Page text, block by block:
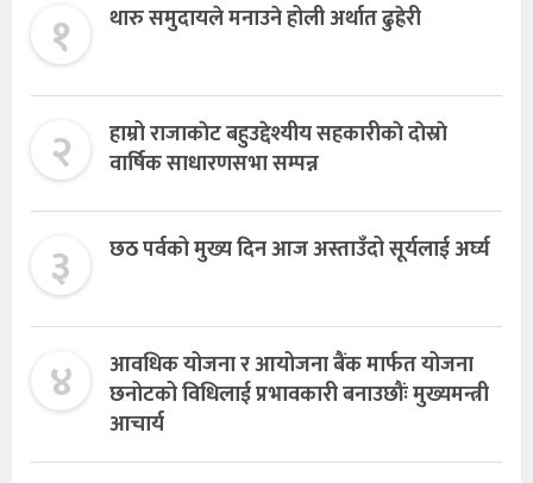
१ थारु समुदायले मनाउने होली अर्थात ढुह्रेरी
२
हाम्रो राजाकाेट बहुउद्देश्यीय सहकारीकाे दाेस्राे
वार्षिक साधारणसभा सम्पन्न
३ छठ पर्वको मुख्य दिन आज अस्ताउँदो सूर्यलाई अर्घ्य
४
आवधिक योजना र आयोजना बैंक मार्फत योजना
छनोटको विधिलाई प्रभावकारी बनाउछौंः मुख्यमन्त्री
आचार्य